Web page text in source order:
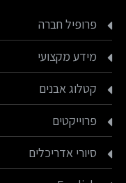
פרופיל חברה
מידע מקצועי
קטלוג אבנים
פרוייקטים
סיורי אדריכלים